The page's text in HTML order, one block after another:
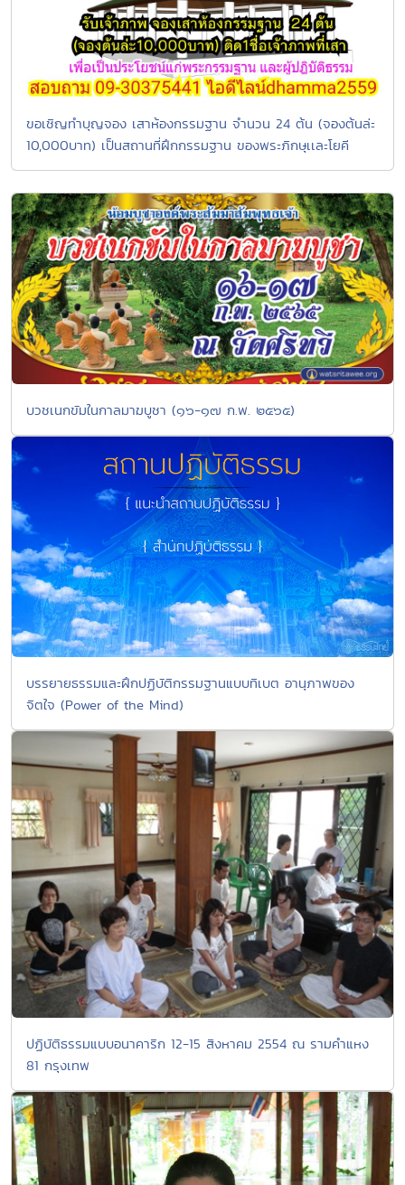
ขอเชิญทำบุญจอง เสาห้องกรรมฐาน จำนวน 24 ต้น (จองต้นล่ะ
10,000บาท) เป็นสถานที่ฝึกกรรมฐาน ของพระภิกษุเเละโยคี
บวชเนกขัมในกาลมาฆบูชา (๑๖-๑๗ ก.พ. ๒๕๖๕)
บรรยายธรรมและฝึกปฏิบัติกรรมฐานแบบทิเบต อานุภาพของ
จิตใจ (Power of the Mind)
ปฏิบัติธรรมแบบอนาคาริก 12-15 สิงหาคม 2554 ณ รามคำแหง
81 กรุงเทพ